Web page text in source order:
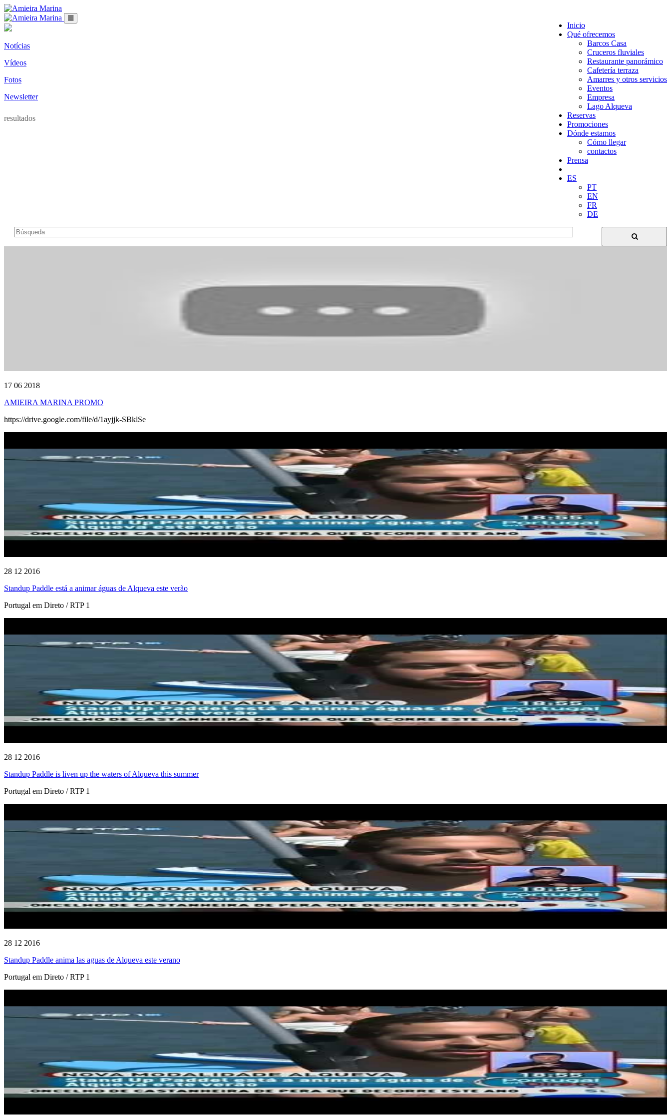
Inicio
Qué ofrecemos
Barcos Casa
Cruceros fluviales
Restaurante panorámico
Cafetería terraza
Amarres y otros servicios
Eventos
Empresa
Lago Alqueva
Reservas
Promociones
Dónde estamos
Cómo llegar
contactos
Prensa
ES
PT
EN
FR
DE
Notícias
Vídeos
Fotos
Newsletter
resultados
17 06 2018
AMIEIRA MARINA PROMO
https://drive.google.com/file/d/1ayjjk-SBklSe
28 12 2016
Standup Paddle está a animar águas de Alqueva este verão
Portugal em Direto / RTP 1
28 12 2016
Standup Paddle is liven up the waters of Alqueva this summer
Portugal em Direto / RTP 1
28 12 2016
Standup Paddle anima las aguas de Alqueva este verano
Portugal em Direto / RTP 1